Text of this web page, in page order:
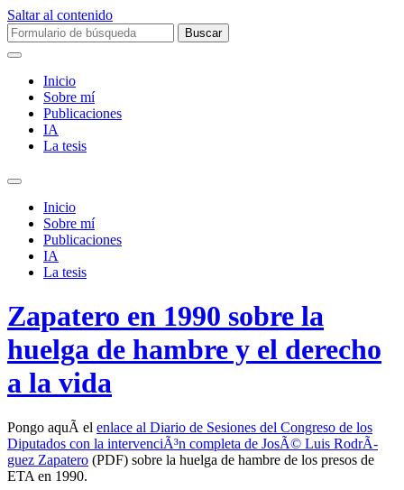
Saltar al contenido
Buscar:
Inicio
Sobre mí­
Publicaciones
IA
La tesis
Alternar
campo
búsqueda
Inicio
Sobre mí­
Publicaciones
IA
La tesis
Zapatero en 1990 sobre la
huelga de hambre y el derecho
a la vida
Pongo aquÃ­ el enlace al Diario de Sesiones del Congreso de los
Diputados con la intervenciÃ³n completa de JosÃ© Luis RodrÃ­
guez Zapatero (PDF) sobre la huelga de hambre de los presos de
ETA en 1990.